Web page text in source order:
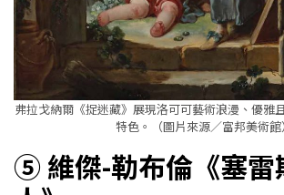
弗拉戈納爾《捉迷藏》展現洛可可藝術浪漫、優雅
特色。（圖片來源／富邦美術館）
⑤ 維傑-勒布倫《塞雷